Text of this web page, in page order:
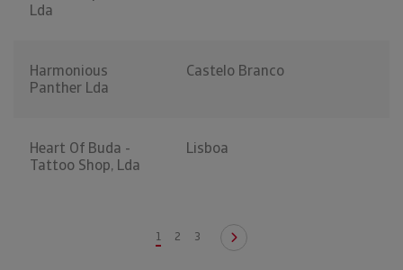
Lda
Harmonious
Panther Lda
Castelo Branco
Heart Of Buda -
Tattoo Shop, Lda
Lisboa
1 2 3